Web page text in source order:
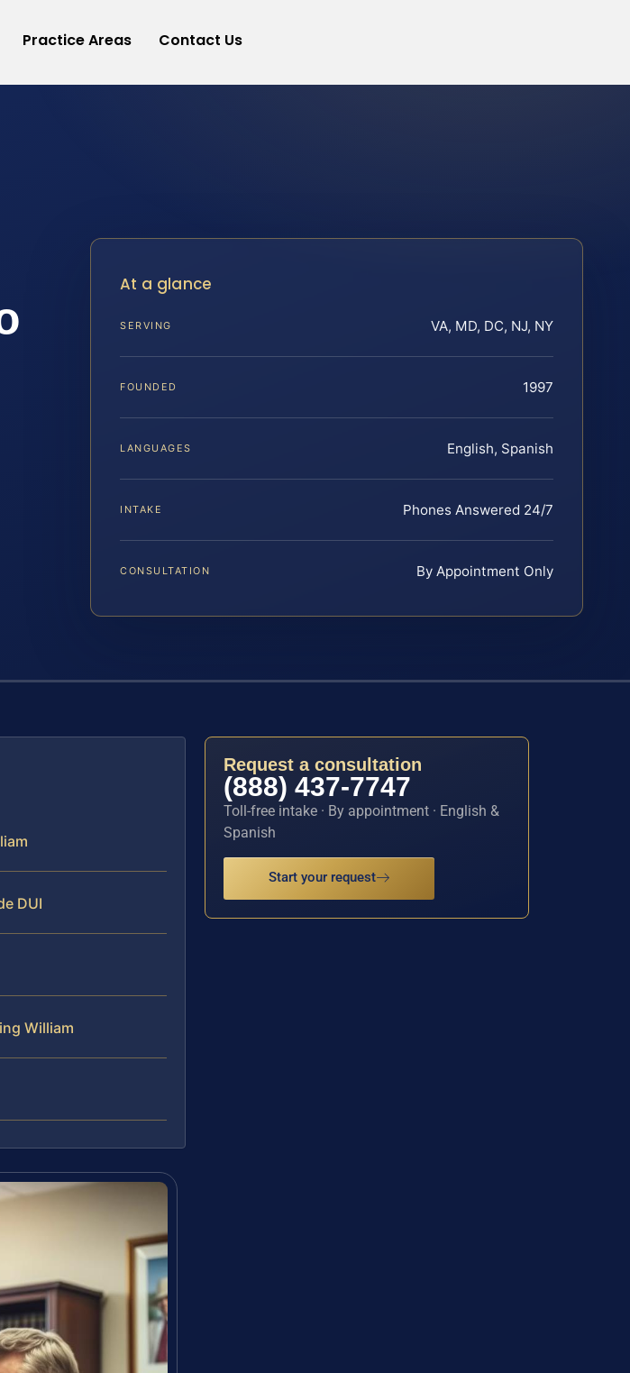
Practice Areas Contact Us
At a glance
SERVING VA, MD, DC, NJ, NY
FOUNDED 1997
LANGUAGES English, Spanish
INTAKE Phones Answered 24/7
CONSULTATION By Appointment Only
DUI
William
Request a consultation
(888) 437-7747
Toll-free intake · By appointment · English &
Spanish
Start your request